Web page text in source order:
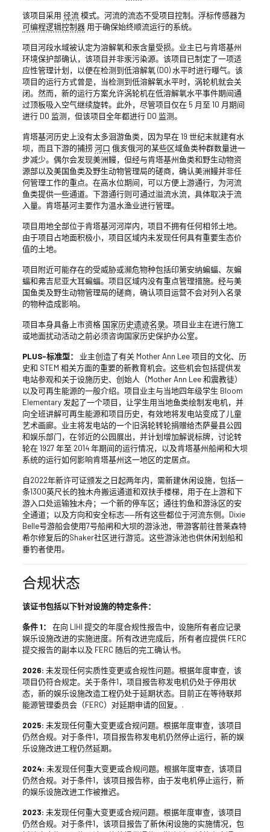
该项目采用 径流模式。河流的流态不受项目控制。浮标传感器为
可编程逻辑控制器用于确保始终顺流运行的系统。
项目河段水域被认定为溶解氧和汞含量受损。业主已与肯塔基州
环境保护部确认，该项目并非汞污染源。该项目已制定了一项适
应性管理计划，以便在检测到低溶解氧 (DO) 水平时进行曝气。该
项目的运行方式曾是，当检测到低溶解氧水平时，涡轮机就会关
闭。然而，新的运行方案允许涡轮机在低溶解氧水平事件期间通
过顶板吸入空气继续旋转。此外，尽管项目仅在 5 月至 10 月期间
进行 DO 监测，但该项目全年都进行 DO 监测。
肯塔基河历史上没有太多洄游鱼类，因为早在 19 世纪末就建有水
坝，而且下游的捕捞河口 俄亥俄河的某些区域鱼类种群数量进一
步减少。偶尔会发现美洲鳗，但经与肯塔基州鱼类和野生动物资
源部以及美国鱼类及野生动物管理局的磋商，确认美洲鳗并非任
何管理工作的重点。在高水位期间，可以方便上游通行，为河流
鱼类提供一些通道。下游通行则可通过溢流水流，具体取决于流
入量。肯塔基河主要作为温水渔业进行管理。
项目用地全部位于肯塔基河河岸内，项目不拥有任何相邻土地。
由于项目占地面积极小，项目区域内未发现任何具有重要生态价
值的土地。
项目附近可能存在的受威胁或濒危物种包括印第安纳蝙蝠、灰蝙
蝠和弗吉尼亚大耳蝙蝠。项目区域内没有重点管理措施。经与美
国鱼类及野生动物管理局的磋商，确认项目运营不会对列入名录
的物种造成影响。
项目本身具备上市资格 国家历史遗迹名录。项目业主在进行施工
或地面扰动活动之前必须咨询国家历史保护办公室。
PLUS-标准型：
业主创造了有关 Mother Ann Lee 项目的文化、历
史和 STEM 相关方面的重要的新教育机会。这些机会包括提供发
电站参观和关于设施历史、创始人（Mother Ann Lee 和震教徒）
以及可再生能源的一般介绍。项目业主与当地四年级学生 Bloom
Elementary 发起了一个项目，让学生用当地鱼类绘制发电机，并
向全班讲解可再生能源和项目历史，有效地将发电站变成了儿童
艺术画廊。业主将发电站的一个旧涡轮转轮捐赠给杰萨曼县公园
和娱乐部门，在邻近的公园展出，并计划增加解说标牌，讨论转
轮在 1927 年至 2014 年期间的运行情况，以及肯塔基州船闸和大坝
系统的运行如何影响肯塔基州这一地区的定居点。
自2022年新许可证颁发之日起两年内，需新建休闲设施，包括一
条1300英尺长的独木舟搬运通道和双扶手楼梯，用于在上游和下
游入口处运输独木舟；一个新的停车区；通往钓鱼和游泳区的安
全通道；以及方向和安全标志——所有这些都位于河流东侧。Dixie
Belle号游船会使用7号船闸和大坝的游泳池，带游客前往普莱森特
希尔修复后的Shaker社区进行游览。这些游泳池也供休闲划船和
垂钓者使用。
合规状态
该证书包括以下针对设施的特定条件：
条件 1：
在向 LIHI 提交的年度合规性报告中，设施所有者应记录
娱乐设施改进的实施进度。所有改进完成后，所有者应提供 FERC
提交报告的副本以及 FERC 随后的完工确认书。
2026: 未发现任何实质性变更或合规性问题。根据年度审查，该
项目仍符合规定。关于条件1，项目报告称发电机仍处于停用状
态，新的娱乐设施改造工程仍处于延期状态。目前正在等待联邦
能源管理委员会（FERC）对延期申请的回复。.
2025: 未发现任何重大变更或合规问题。根据年度审查，该项目
仍然合规。对于条件1，项目报告称发电机仍然停止运行，新的娱
乐设施改进工程仍然延期。
2024: 未发现任何重大变更或合规问题。根据年度审查，该项目
仍然合规。对于条件1，该项目报告称，由于发电机停止运行，新
的娱乐设施改进工作被推迟。
2023: 未发现任何重大变更或合规问题。根据年度审查，该项目
仍然合规。对于条件1，该项目报告了新休闲设施的实施情况，包